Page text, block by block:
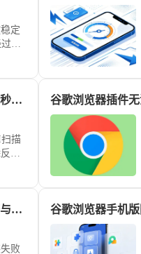
定
实
夸克浏览器拍照扫描模糊课本去反光秒变高清电子版秘籍
描
光
，
谷歌浏览器浏览器插件安装失败排查与快速修复方案
败